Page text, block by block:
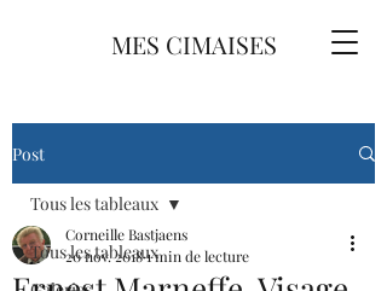
MES CIMAISES
Post
Tous les tableaux
Tous les tableaux
Corneille Bastjaens
20 nov. 20181 min de lecture